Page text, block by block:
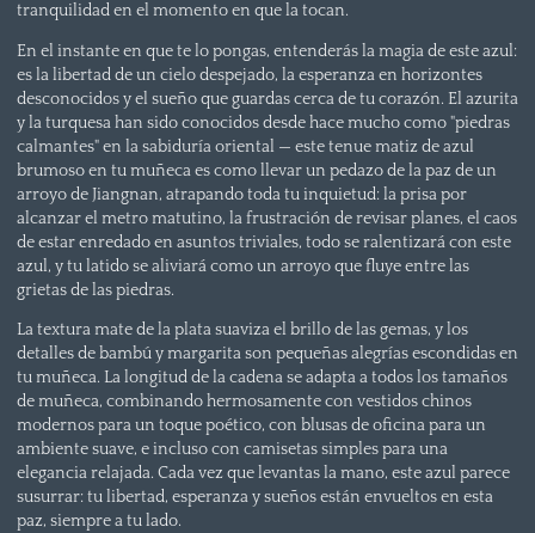
tranquilidad en el momento en que la tocan.
En el instante en que te lo pongas, entenderás la magia de este azul:
es la libertad de un cielo despejado, la esperanza en horizontes
desconocidos y el sueño que guardas cerca de tu corazón. El azurita
y la turquesa han sido conocidos desde hace mucho como "piedras
calmantes" en la sabiduría oriental — este tenue matiz de azul
brumoso en tu muñeca es como llevar un pedazo de la paz de un
arroyo de Jiangnan, atrapando toda tu inquietud: la prisa por
alcanzar el metro matutino, la frustración de revisar planes, el caos
de estar enredado en asuntos triviales, todo se ralentizará con este
azul, y tu latido se aliviará como un arroyo que fluye entre las
grietas de las piedras.
La textura mate de la plata suaviza el brillo de las gemas, y los
detalles de bambú y margarita son pequeñas alegrías escondidas en
tu muñeca. La longitud de la cadena se adapta a todos los tamaños
de muñeca, combinando hermosamente con vestidos chinos
modernos para un toque poético, con blusas de oficina para un
ambiente suave, e incluso con camisetas simples para una
elegancia relajada. Cada vez que levantas la mano, este azul parece
susurrar: tu libertad, esperanza y sueños están envueltos en esta
paz, siempre a tu lado.